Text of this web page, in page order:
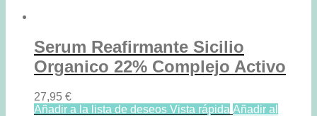
Serum Reafirmante Sicilio
Organico 22% Complejo Activo
27,95 €
Añadir a la lista de deseos Vista rápida Añadir al